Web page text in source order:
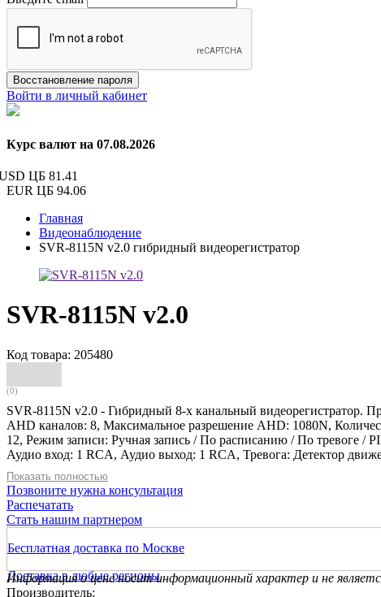
Восстановление пароля
Войти в личный кабинет
Курс валют на 07.08.2026
ЦБ 81.41
EUR ЦБ 94.06
Главная
Видеонаблюдение
SVR-8115N v2.0 гибридный видеорегистратор
SVR-8115N v2.0
Код товара: 205480
(0)
SVR-8115N v2.0 - Гибридный 8-х канальный видеорегистратор.
AHD каналов: 8, Максимальное разрешение AHD: 1080N,
12, Режим записи: Ручная запись / По расписанию / По тревоге
Аудио вход: 1 RCA, Аудио выход: 1 RCA, Тревога: Детектор
Explorer, Приложение для ПК: Satvision CMS (Windows, MacOS),
Пропускная способность при вкл/выкл AHD каналах: 16/48
Управление регистратором: Мышь, пульт ДУ, Рабочая
Показать полностью
Позвоните нужна консультация
Распечатать
Стать нашим партнером
Бесплатная доставка по Москве
Доставка в любые регионы
Информация о цене носит информационный характер и не
Производитель: